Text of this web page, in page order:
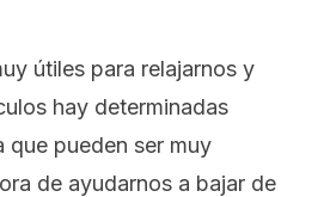
útiles para relajarnos y
hay determinadas
que pueden ser muy
de ayudarnos a bajar de